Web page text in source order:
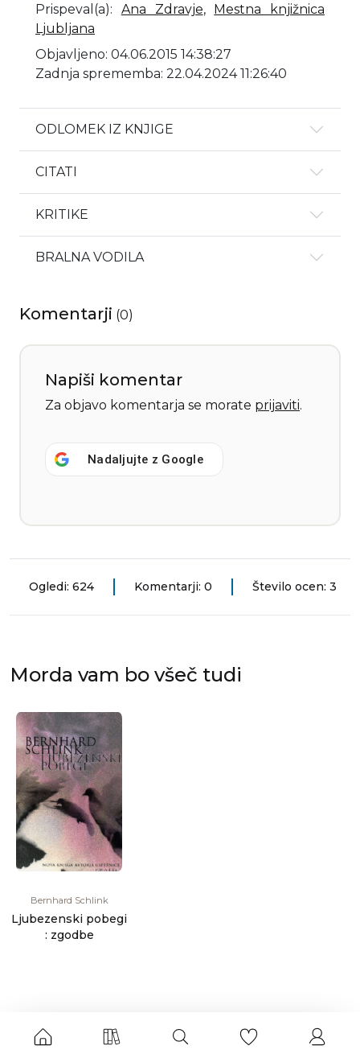
Prispeval(a): Ana Zdravje, Mestna knjižnica
Ljubljana
Objavljeno: 04.06.2015 14:38:27
Zadnja sprememba: 22.04.2024 11:26:40
ODLOMEK IZ KNJIGE
CITATI
KRITIKE
BRALNA VODILA
Komentarji (0)
Napiši komentar
Za objavo komentarja se morate prijaviti.
Nadaljujte z Google
Ogledi: 624 Komentarji: 0 Število ocen: 3
Morda vam bo všeč tudi
Bernhard Schlink
Ljubezenski pobegi
: zgodbe